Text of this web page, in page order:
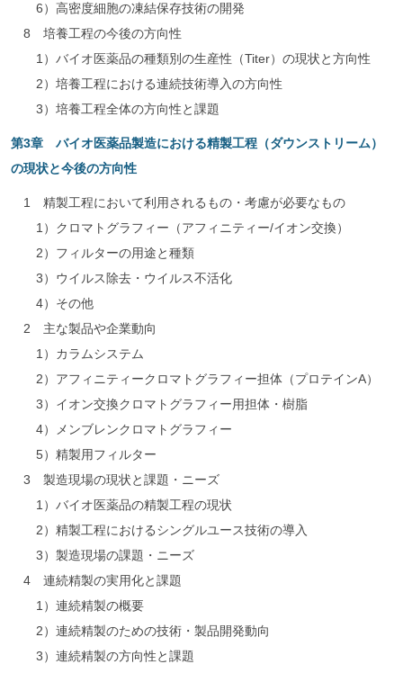
6）高密度細胞の凍結保存技術の開発
8 培養工程の今後の方向性
1）バイオ医薬品の種類別の生産性（Titer）の現状と方向性
2）培養工程における連続技術導入の方向性
3）培養工程全体の方向性と課題
第3章 バイオ医薬品製造における精製工程（ダウンストリーム）
の現状と今後の方向性
1 精製工程において利用されるもの・考慮が必要なもの
1）クロマトグラフィー（アフィニティー/イオン交換）
2）フィルターの用途と種類
3）ウイルス除去・ウイルス不活化
4）その他
2 主な製品や企業動向
1）カラムシステム
2）アフィニティークロマトグラフィー担体（プロテインA）
3）イオン交換クロマトグラフィー用担体・樹脂
4）メンブレンクロマトグラフィー
5）精製用フィルター
3 製造現場の現状と課題・ニーズ
1）バイオ医薬品の精製工程の現状
2）精製工程におけるシングルユース技術の導入
3）製造現場の課題・ニーズ
4 連続精製の実用化と課題
1）連続精製の概要
2）連続精製のための技術・製品開発動向
3）連続精製の方向性と課題